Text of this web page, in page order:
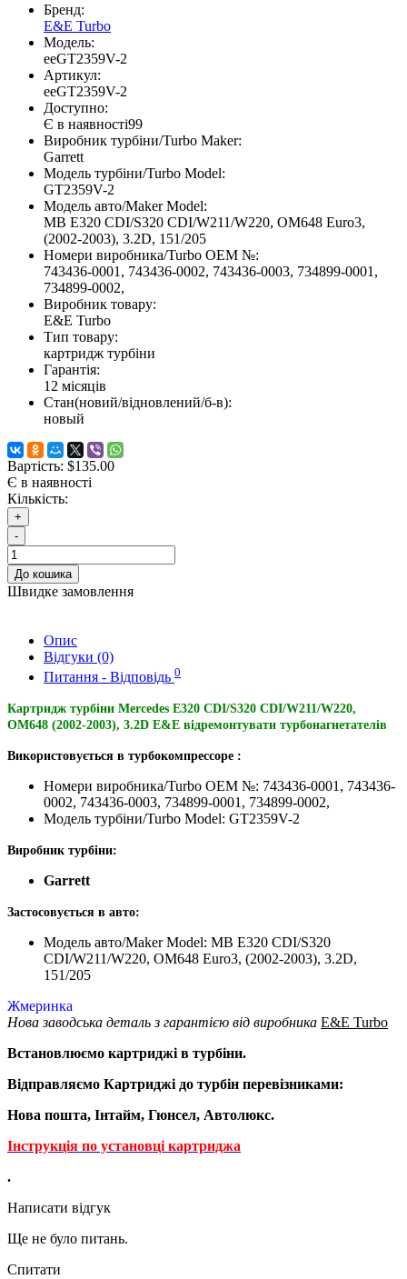
Бренд:
E&E Turbo
Модель:
eeGT2359V-2
Артикул:
eeGT2359V-2
Доступно:
Є в наявності99
Виробник турбіни/Turbo Maker:
Garrett
Модель турбіни/Turbo Model:
GT2359V-2
Модель авто/Maker Model:
MB E320 CDI/S320 CDI/W211/W220, OM648 Euro3,
(2002-2003), 3.2D, 151/205
Номери виробника/Turbo OEM №:
743436-0001, 743436-0002, 743436-0003, 734899-0001,
734899-0002,
Виробник товару:
E&E Turbo
Тип товару:
картридж турбіни
Гарантія:
12 місяців
Стан(новий/відновлений/б-в):
новый
Вартість: $135.00
Є в наявності
Кількість:
+
-
До кошика
Швидке замовлення
Опис
Відгуки (0)
Питання - Відповідь 0
Картридж турбіни Mercedes E320 CDI/S320 CDI/W211/W220,
OM648 (2002-2003), 3.2D E&E відремонтувати турбонагнетателів
Використовується в турбокомпрессоре :
Номери виробника/Turbo OEM №: 743436-0001, 743436-
0002, 743436-0003, 734899-0001, 734899-0002,
Модель турбіни/Turbo Model: GT2359V-2
Виробник турбіни:
Garrett
Застосовується в авто:
Модель авто/Maker Model: MB E320 CDI/S320
CDI/W211/W220, OM648 Euro3, (2002-2003), 3.2D,
151/205
Жмеринка
Нова заводська деталь з гарантією від виробника E&E Turbo
Встановлюємо картриджі в турбіни.
Відправляємо Картриджі до турбін перевізниками:
Нова пошта, Інтайм, Гюнсел, Автолюкс.
Інструкція по установці картриджа
.
Написати відгук
Ще не було питань.
Спитати